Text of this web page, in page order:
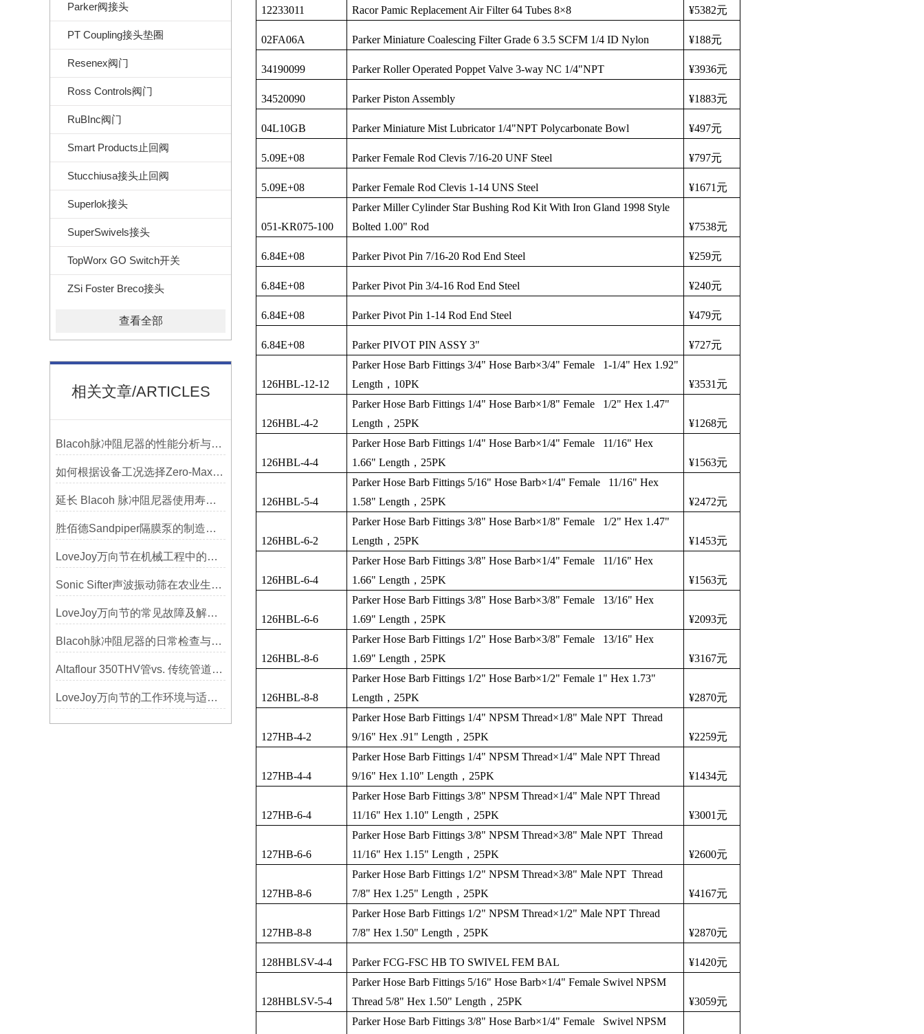
Parker阀接头
PT Coupling接头垫圈
Resenex阀门
Ross Controls阀门
RuBInc阀门
Smart Products止回阀
Stucchiusa接头止回阀
Superlok接头
SuperSwivels接头
TopWorx GO Switch开关
ZSi Foster Breco接头
查看全部
相关文章/ARTICLES
Blacoh脉冲阻尼器的性能分析与测试方法
如何根据设备工况选择Zero-Max联轴器？
延长 Blacoh 脉冲阻尼器使用寿命的维护技巧大公开
胜佰德Sandpiper隔膜泵的制造工艺和技术难点
LoveJoy万向节在机械工程中的重要性
Sonic Sifter声波振动筛在农业生产中的应用与优化
LoveJoy万向节的常见故障及解决方案
Blacoh脉冲阻尼器的日常检查与预防性维护清单
Altaflour 350THV管vs. 传统管道：谁更耐用？
LoveJoy万向节的工作环境与适用范围
12233011 Racor Pamic Replacement Air Filter 64 Tubes 8×8 ¥5382元
02FA06A Parker Miniature Coalescing Filter Grade 6 3.5 SCFM 1/4 ID Nylon ¥188元
34190099 Parker Roller Operated Poppet Valve 3-way NC 1/4"NPT ¥3936元
34520090 Parker Piston Assembly ¥1883元
04L10GB Parker Miniature Mist Lubricator 1/4"NPT Polycarbonate Bowl ¥497元
5.09E+08 Parker Female Rod Clevis 7/16-20 UNF Steel ¥797元
5.09E+08 Parker Female Rod Clevis 1-14 UNS Steel ¥1671 元
051-KR075-100
Parker Miller Cylinder Star Bushing Rod Kit With Iron Gland 1998 Style
Bolted 1.00" Rod
¥7538元
6.84E+08 Parker Pivot Pin 7/16-20 Rod End Steel ¥259元
6.84E+08 Parker Pivot Pin 3/4-16 Rod End Steel ¥240元
6.84E+08 Parker Pivot Pin 1-14 Rod End Steel ¥479元
6.84E+08 Parker PIVOT PIN ASSY 3" ¥727元
126HBL-12-12
Parker Hose Barb Fittings 3/4" Hose Barb×3/4" Female 1-1/4" Hex 1.92"
Length ， 10PK ¥3531 元
126HBL-4-2
Parker Hose Barb Fittings 1/4" Hose Barb×1/8" Female 1/2" Hex 1.47"
Length ， 25PK ¥1268元
126HBL-4-4
Parker Hose Barb Fittings 1/4" Hose Barb×1/4" Female 11/16" Hex
1.66" Length ， 25PK ¥1563元
126HBL-5-4
Parker Hose Barb Fittings 5/16" Hose Barb×1/4" Female 11/16" Hex
1.58" Length ， 25PK ¥2472元
126HBL-6-2
Parker Hose Barb Fittings 3/8" Hose Barb×1/8" Female 1/2" Hex 1.47"
Length ， 25PK ¥1453元
126HBL-6-4
Parker Hose Barb Fittings 3/8" Hose Barb×1/4" Female 11/16" Hex
1.66" Length ， 25PK ¥1563元
126HBL-6-6
Parker Hose Barb Fittings 3/8" Hose Barb×3/8" Female 13/16" Hex
1.69" Length ， 25PK ¥2093元
126HBL-8-6
Parker Hose Barb Fittings 1/2" Hose Barb×3/8" Female 13/16" Hex
1.69" Length ， 25PK ¥3167元
126HBL-8-8
Parker Hose Barb Fittings 1/2" Hose Barb×1/2" Female 1" Hex 1.73"
Length ， 25PK ¥2870元
127HB-4-2
Parker Hose Barb Fittings 1/4" NPSM Thread×1/8" Male NPT Thread
9/16" Hex .91" Length ， 25PK ¥2259元
127HB-4-4
Parker Hose Barb Fittings 1/4" NPSM Thread×1/4" Male NPT Thread
9/16" Hex 1.10" Length ， 25PK ¥1434元
127HB-6-4
Parker Hose Barb Fittings 3/8" NPSM Thread×1/4" Male NPT Thread
11/16" Hex 1.10" Length ， 25PK ¥3001 元
127HB-6-6
Parker Hose Barb Fittings 3/8" NPSM Thread×3/8" Male NPT Thread
11/16" Hex 1.15" Length ， 25PK ¥2600元
127HB-8-6
Parker Hose Barb Fittings 1/2" NPSM Thread×3/8" Male NPT Thread
7/8" Hex 1.25" Length ， 25PK ¥4167元
127HB-8-8
Parker Hose Barb Fittings 1/2" NPSM Thread×1/2" Male NPT Thread
7/8" Hex 1.50" Length ， 25PK ¥2870元
128HBLSV-4-4 Parker FCG-FSC HB TO SWIVEL FEM BAL ¥1420元
128HBLSV-5-4
Parker Hose Barb Fittings 5/16" Hose Barb×1/4" Female Swivel NPSM
Thread 5/8" Hex 1.50" Length ， 25PK ¥3059元
Parker Hose Barb Fittings 3/8" Hose Barb×1/4" Female Swivel NPSM